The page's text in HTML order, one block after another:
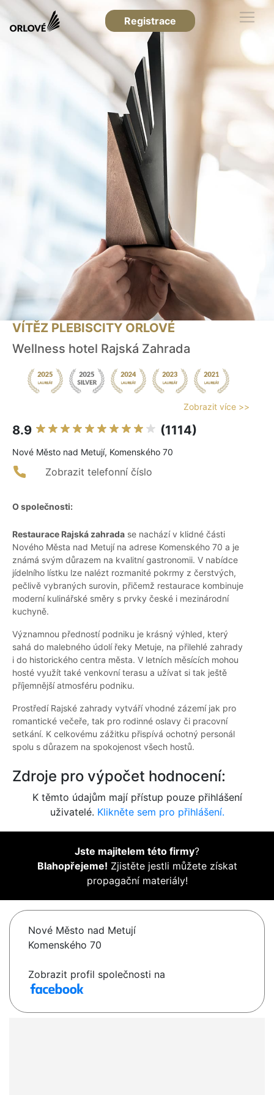
Registrace
VÍTĚZ PLEBISCITY ORLOVÉ
Wellness hotel Rajská Zahrada
Zobrazit více >>
8.9 (1114)
Nové Město nad Metují, Komenského 70
Zobrazit telefonní číslo
O společnosti:
Restaurace Rajská zahrada se nachází v klidné části
Nového Města nad Metují na adrese Komenského 70 a je
známá svým důrazem na kvalitní gastronomii. V nabídce
jídelního lístku lze nalézt rozmanité pokrmy z čerstvých,
pečlivě vybraných surovin, přičemž restaurace kombinuje
moderní kulinářské směry s prvky české i mezinárodní
kuchyně.
Významnou předností podniku je krásný výhled, který
sahá do malebného údolí řeky Metuje, na přilehlé zahrady
i do historického centra města. V letních měsících mohou
hosté využít také venkovní terasu a užívat si tak ještě
příjemnější atmosféru podniku.
Prostředí Rajské zahrady vytváří vhodné zázemí jak pro
romantické večeře, tak pro rodinné oslavy či pracovní
setkání. K celkovému zážitku přispívá ochotný personál
spolu s důrazem na spokojenost všech hostů.
Zdroje pro výpočet hodnocení:
K těmto údajům mají přístup pouze přihlášení
uživatelé. Klikněte sem pro přihlášení.
Jste majitelem této firmy?
Blahopřejeme! Zjistěte jestli můžete získat
propagační materiály!
Nové Město nad Metují
Komenského 70
Zobrazit profil společnosti na